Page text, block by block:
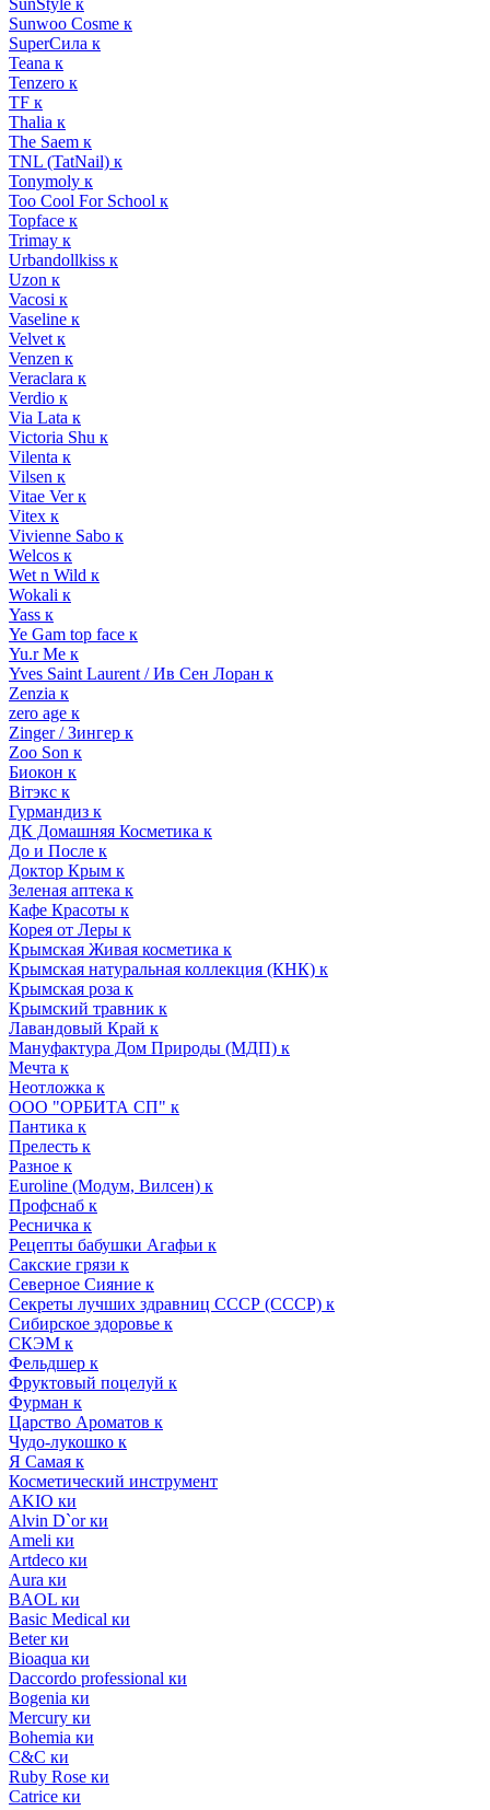
SunStyle к
Sunwoo Cosme к
SuperСила к
Teana к
Tenzero к
TF к
Thalia к
The Saem к
TNL (TatNail) к
Tonymoly к
Too Cool For School к
Topface к
Trimay к
Urbandollkiss к
Uzon к
Vacosi к
Vaseline к
Velvet к
Venzen к
Veraclara к
Verdio к
Via Lata к
Victoria Shu к
Vilenta к
Vilsen к
Vitae Ver к
Vitex к
Vivienne Sabo к
Welcos к
Wet n Wild к
Wokali к
Yass к
Ye Gam top face к
Yu.r Me к
Yves Saint Laurent / Ив Сен Лоран к
Zenzia к
zero age к
Zinger / Зингер к
Zoo Son к
Биокон к
Вiтэкс к
Гурмандиз к
ДК Домашняя Косметика к
До и После к
Доктор Крым к
Зеленая аптека к
Кафе Красоты к
Корея от Леры к
Крымская Живая косметика к
Крымская натуральная коллекция (КНК) к
Крымская роза к
Крымский травник к
Лавандовый Край к
Мануфактура Дом Природы (МДП) к
Мечта к
Неотложка к
ООО "ОРБИТА СП" к
Пантика к
Прелесть к
Разное к
Euroline (Модум, Вилсен) к
Профснаб к
Ресничка к
Рецепты бабушки Агафьи к
Сакские грязи к
Северное Сияние к
Секреты лучших здравниц СССР (СССР) к
Сибирское здоровье к
СКЭМ к
Фельдшер к
Фруктовый поцелуй к
Фурман к
Царство Ароматов к
Чудо-лукошко к
Я Самая к
Косметический инструмент
AKIO ки
Alvin D`or ки
Ameli ки
Artdeco ки
Aura ки
BAOL ки
Basic Medical ки
Beter ки
Bioaqua ки
Daccordo professional ки
Bogenia ки
Mercury ки
Bohemia ки
C&C ки
Ruby Rose ки
Catrice ки